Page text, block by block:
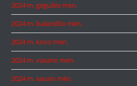
2024 m. gegužės mėn.
2024 m. balandžio mėn.
2024 m. kovo mėn.
2024 m. vasario mėn.
2024 m. sausio mėn.